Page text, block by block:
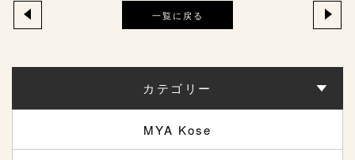
一覧に戻る
カテゴリー
MYA Kose